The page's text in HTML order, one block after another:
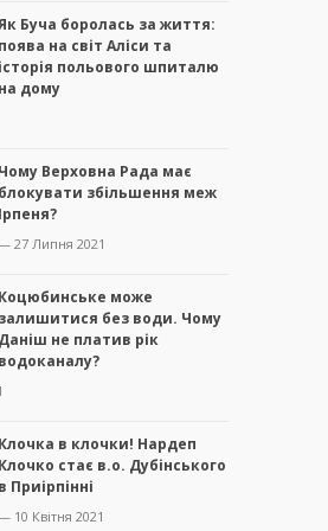
Буча боролась за життя:
поява на світ Аліси та
історія польового шпиталю
на дому
Чому Верховна Рада має
блокувати збільшення меж
Ірпеня?
27 Липня 2021
Коцюбинське може
залишитися без води. Чому
Даніш не платив рік
водоканалу?
Клочка в клочки! Нардеп
Клочко стає в.о. Дубінського
в Приірпінні
10 Квітня 2021